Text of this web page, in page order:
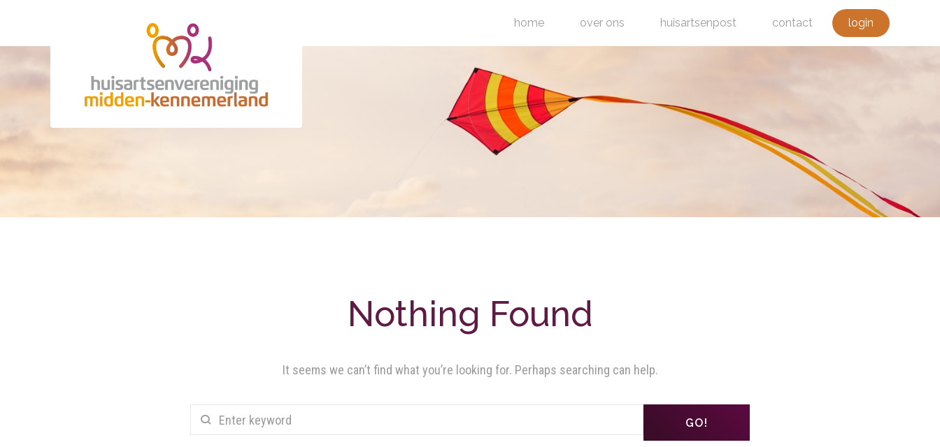
home over ons huisartsenpost contact login
Nothing Found
It seems we can’t find what you’re looking for. Perhaps searching can help.
GO!